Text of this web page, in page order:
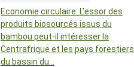
Economie circulaire. L’essor des
produits biosourcés issus du
bambou peut-il intéresser la
Centrafrique et les pays forestiers
du bassin du…